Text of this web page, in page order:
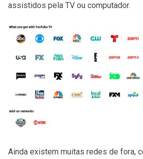
assistidos pela TV ou computador.
Ainda existem muitas redes de fora,